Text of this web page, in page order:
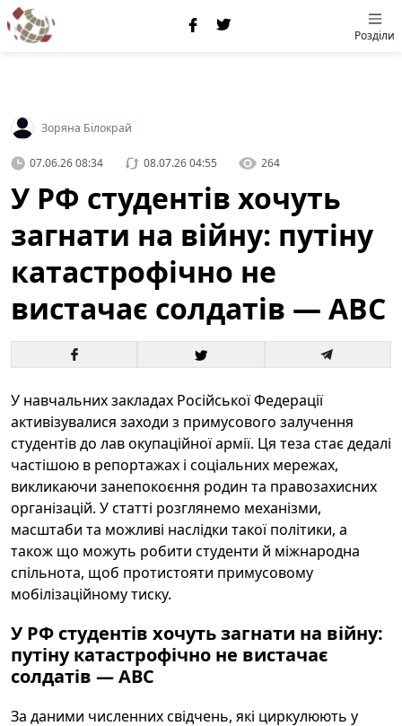
Розділи
Зоряна Білокрай
07.06.26 08:34 08.07.26 04:55 264
У РФ студентів хочуть
загнати на війну: путіну
катастрофічно не
вистачає солдатів — ABC
У навчальних закладах Російської Федерації
активізувалися заходи з примусового залучення
студентів до лав окупаційної армії. Ця теза стає дедалі
частішою в репортажах і соціальних мережах,
викликаючи занепокоєння родин та правозахисних
організацій. У статті розглянемо механізми,
масштаби та можливі наслідки такої політики, а
також що можуть робити студенти й міжнародна
спільнота, щоб протистояти примусовому
мобілізаційному тиску.
У РФ студентів хочуть загнати на війну:
путіну катастрофічно не вистачає
солдатів — ABC
За даними численних свідчень, які циркулюють у